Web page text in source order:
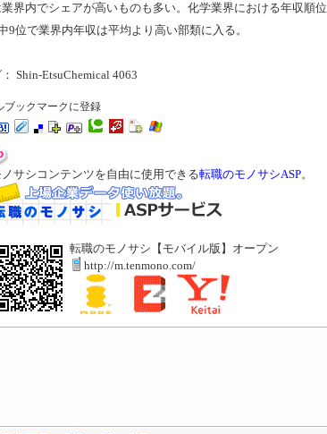
界内でシェアが高いものも多い。化学業界における年収順位
9位で業界内年収は平均より高い部類に入る。
Shin-EtsuChemical 4063
ブックマークに登録
サシコンテンツを自由に使用できる転職のモノサシASP。
転職のモノサシ【モバイル版】オープン
http://m.tenmono.com/